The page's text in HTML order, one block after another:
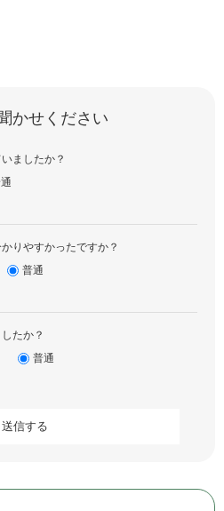
かせください
ましたか？
りやすかったですか？
普通
たか？
普通